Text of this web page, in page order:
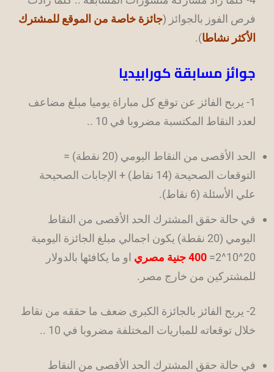
فرص الفوز بالجوائز (جائزة خاصة من الموقع للمشترك
الأكثر نشاطا).
جوائز مسابقة كورابيديا
1- يربح الفائز عن توقع كل مباراة يوميا مبلغ مضاعف
لعدد النقاط المكتسبة مضروبا في 10 ..
الحد الأقصى من النقاط اليومي (20 نقطة) =
التوقعات الصحيحة (14 نقاط) + الإجابات الصحيحة
علي الأسئلة (6 نقاط).
في حالة حقق المشترك الحد الأقصى من النقاط
اليومي (20 نقطة) يكون اجمالي مبلغ الجائزة اليومية
20^10^2=
400 جنية مصري
او ما يكافئها بالدولار
للمشتركين من خارج مصر.
2- يربح الفائز بالجائزة الكبرى ضعف ما حققه من نقاط
خلال توقعاته للمباريات المختلفة مضروبا في 10 ..
في حالة حقق المشترك الحد الأقصى من النقاط